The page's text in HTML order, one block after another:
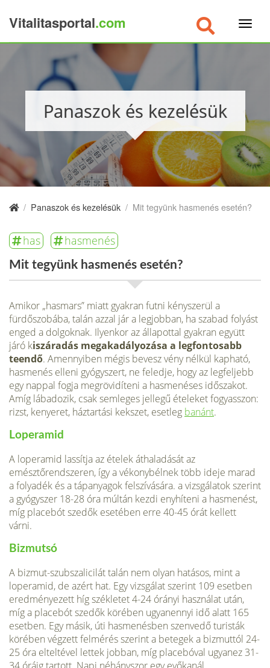
Vitalitasportal.com
Panaszok és kezelésük
/ Panaszok és kezelésük / Mit tegyünk hasmenés esetén?
has hasmenés
Mit tegyünk hasmenés esetén?
Amikor „hasmars” miatt gyakran futni kényszerül a
fürdőszobába, talán azzal jár a legjobban, ha szabad fo­lyást
enged a dolgoknak. Ilyenkor az állapottal gyakran együtt
járó kiszáradás megakadályozása a legfontosabb
teendő. Amennyiben mégis bevesz vény nélkül kapható,
hasmenés elleni gyógyszert, ne feledje, hogy az legfeljebb
egy nappal fogja megrövidíteni a hasmenéses időszakot.
Amíg lábadozik, csak semleges jellegű ételeket fogyasszon:
rizst, kenyeret, háztartási kekszet, esetleg banánt.
Loperamid
A loperamid lassítja az ételek áthaladá­sát az
emésztőrendszeren, így a vékonybélnek több ideje marad
a folyadék és a táp­anyagok felszívására. a vizs­gálatok szerint
a gyógyszer 18-28 óra múltán kezdi enyhíteni a hasmenést,
míg placebót szedők esetében erre 40-45 órát kellett
várni.
Bizmutsó
A bizmut-szubszalicilát talán nem olyan hatásos, mint a
loperamid, de azért hat. Egy vizsgálat szerint 109 esetben
eredménye­zett híg székletet 4-24 órányi használat után,
míg a placebót szedők körében ugyanennyi idő alatt 165
esetben. Egy má­sik, úti hasmenésben szenvedő turisták
körében végzett felmé­rés szerint a betegek a bizmuttól 24-
25 óra elteltével lettek jobban, míg placebóval ugyan­ez 31-
×